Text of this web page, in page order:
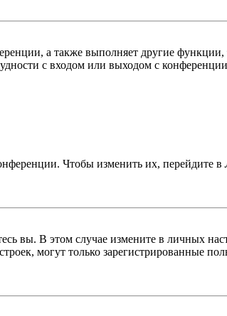
а также выполняет другие
с входом или выходом с
Чтобы изменить их, перейдите в
вы. В этом случае измените в личных
могут только зарегистрированные